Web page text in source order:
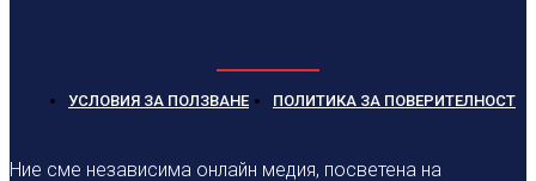
УСЛОВИЯ ЗА ПОЛЗВАНЕ ПОЛИТИКА ЗА ПОВЕРИТЕЛНОСТ
Ние сме независима онлайн медия, посветена на